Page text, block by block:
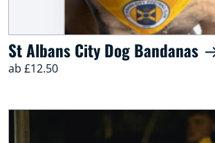
St Albans City Dog Bandanas
ab £12.50